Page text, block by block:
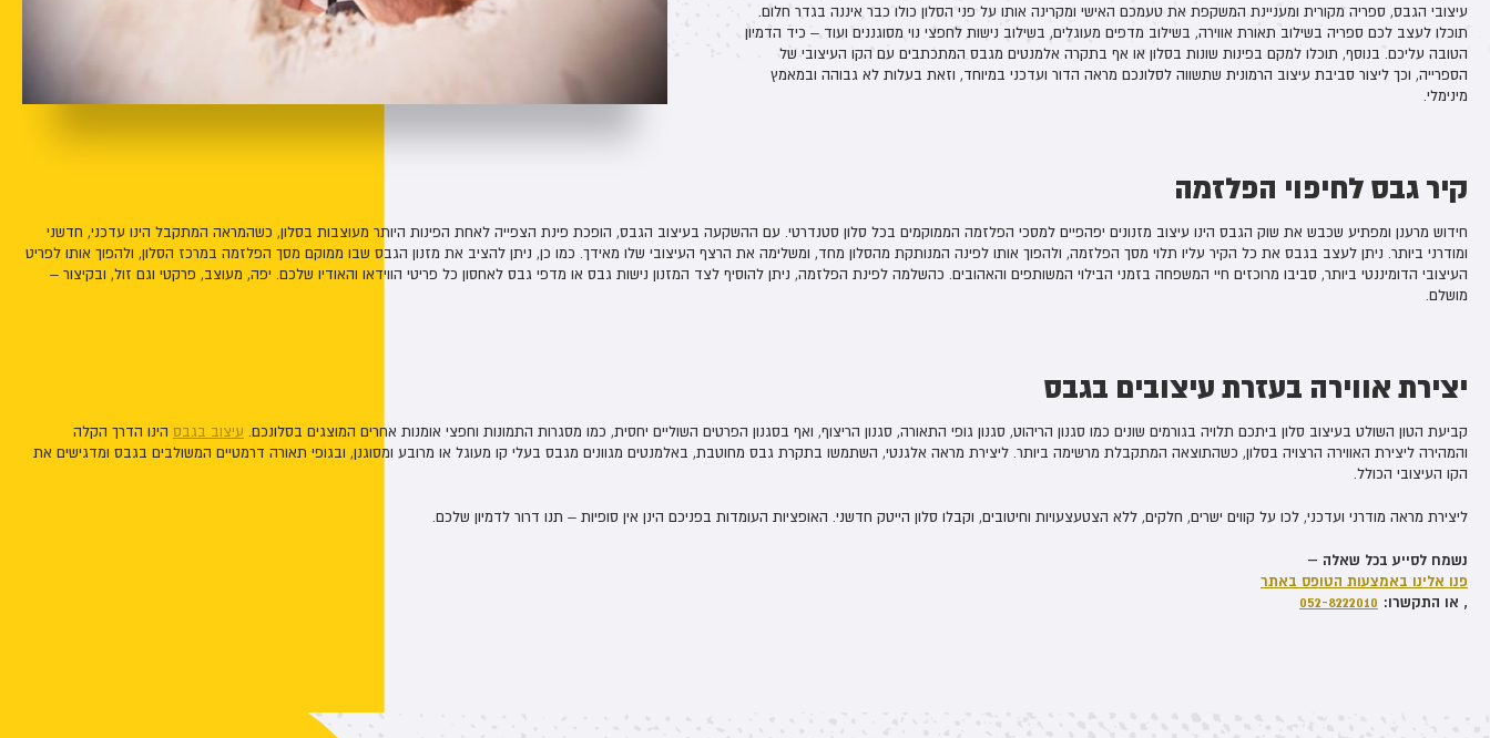
עיצובי הגבס, ספריה מקורית ומעניינת המשקפת את טעמכם האישי ומקרינה אותו על פני הסלון כולו כבר איננה בגדר חלום.
תוכלו לעצב לכם ספריה בשילוב תאורת אווירה, בשילוב מדפים מעוגלים, בשילוב נישות לחפצי נוי מסוגננים ועוד – כיד הדמיון
הטובה עליכם. בנוסף, תוכלו למקם בפינות שונות בסלון או אף בתקרה אלמנטים מגבס המתכתבים עם הקו העיצובי של
הספרייה, וכך ליצור סביבת עיצוב הרמונית שתשווה לסלונכם מראה הדור ועדכני במיוחד, וזאת בעלות לא גבוהה ובמאמץ
מינימלי.
קיר גבס לחיפוי הפלזמה
חידוש מרענן ומפתיע שכבש את שוק הגבס הינו עיצוב מזנונים יפהפיים למסכי הפלזמה הממוקמים בכל סלון סטנדרטי. עם ההשקעה בעיצוב הגבס, הופכת פינת הצפייה לאחת הפינות היותר מעוצבות בסלון, כשהמראה המתקבל הינו עדכני, חדשני
ומודרני ביותר. ניתן לעצב בגבס את כל הקיר עליו תלוי מסך הפלזמה, ולהפוך אותו לפינה המנותקת מהסלון מחד, ומשלימה את הרצף העיצובי שלו מאידך. כמו כן, ניתן להציב את מזנון הגבס שבו ממוקם מסך הפלזמה במרכז הסלון, ולהפוך אותו לפריט
העיצובי הדומיננטי ביותר, סביבו מרוכזים חיי המשפחה בזמני הבילוי המשותפים והאהובים. כהשלמה לפינת הפלזמה, ניתן להוסיף לצד המזנון נישות גבס או מדפי גבס לאחסון כל פריטי הווידאו והאודיו שלכם. יפה, מעוצב, פרקטי וגם זול, ובקיצור –
מושלם.
יצירת אווירה בעזרת עיצובים בגבס
קביעת הטון השולט בעיצוב סלון ביתכם תלויה בגורמים שונים כמו סגנון הריהוט, סגנון גופי התאורה, סגנון הריצוף, ואף בסגנון הפרטים השוליים יחסית, כמו מסגרות התמונות וחפצי אומנות אחרים המוצגים בסלונכם. עיצוב בגבס הינו הדרך הקלה
והמהירה ליצירת האווירה הרצויה בסלון, כשהתוצאה המתקבלת מרשימה ביותר. ליצירת מראה אלגנטי, השתמשו בתקרת גבס מחוטבת, באלמנטים מגוונים מגבס בעלי קו מעוגל או מרובע ומסוגנן, ובגופי תאורה דרמטיים המשולבים בגבס ומדגישים את
הקו העיצובי הכולל.
ליצירת מראה מודרני ועדכני, לכו על קווים ישרים, חלקים, ללא הצטעצעויות וחיטובים, וקבלו סלון הייטק חדשני. האופציות העומדות בפניכם הינן אין סופיות – תנו דרור לדמיון שלכם.
נשמח לסייע בכל שאלה –
פנו אלינו באמצעות הטופס באתר
, או התקשרו: 052-8222010